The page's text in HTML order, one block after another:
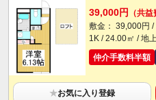
39,000円
（共
敷金： 39,000円 /
1K / 24.00㎡ / 地
仲介手数料半額
★お気に入り登録